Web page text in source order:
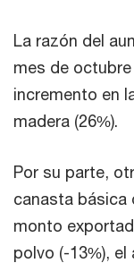
La razón del
mes de
incremento en
madera (26%).
Por su parte,
canasta básica
monto
polvo (-13%), el